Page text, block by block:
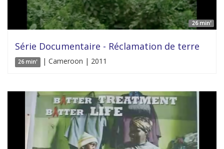
26 min'
Série Documentaire - Réclamation de terre
26 min' | Cameroon | 2011